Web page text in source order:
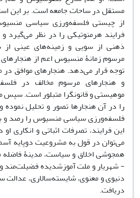
مستقل در ساحات جامعه است. بر این
از چیستی فلسفه‌‏ورزی سیاسی
فرایند هرمنوتیکی را در نظر می‏‌گیرد و
ذهنی از سویی و زمینه‌‏های عینی از
مرسوم زمانۀ منسیوس اعم از هنجارهای
توجه قرار می‏‌دهد. هنجارهای موافق
و هنجارهای مرسوم مخالف در
موهیستی و قانون‏گرا متبلور است.
را در آن هنجارها تصور و تحلیل
فلسفه‏‌ورزی سیاسی منسیوس را رصد و
این فرایند، تصرفات اثباتی و انکاری
می‏‌توان در قول به مشروعیت دوپایه
همجوشی اخلاق و سیاست، مدینۀ
- شهریار و ملت آموزش‏دیده
دنیوی و معنوی، شایسته‌‏سالاری،
دریافت.